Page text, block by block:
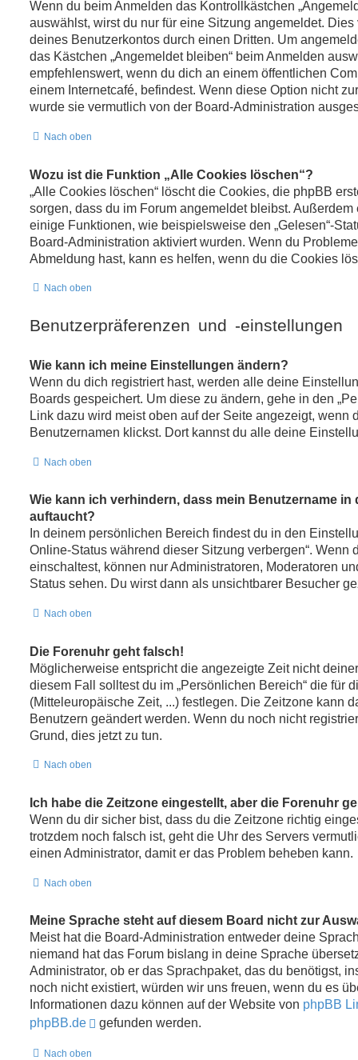
Wenn du beim Anmelden das Kontrollkästchen
auswählst, wirst du nur für eine Sitzung angemeldet.
deines Benutzerkontos durch einen Dritten. Um
das Kästchen „Angemeldet bleiben“ beim Anmelden
empfehlenswert, wenn du dich an einem öffentlichen
einem Internetcafé, befindest. Wenn diese Option nicht
wurde sie vermutlich von der Board-Administration
Nach oben
Wozu ist die Funktion „Alle Cookies löschen“?
„Alle Cookies löschen“ löscht die Cookies, die phpBB
sorgen, dass du im Forum angemeldet bleibst.
einige Funktionen, wie beispielsweise den „Gelesen“-
Board-Administration aktiviert wurden. Wenn du
Abmeldung hast, kann es helfen, wenn du die Cookies
Nach oben
Benutzerpräferenzen und -einstellungen
Wie kann ich meine Einstellungen ändern?
Wenn du dich registriert hast, werden alle deine
Boards gespeichert. Um diese zu ändern, gehe in den
Link dazu wird meist oben auf der Seite angezeigt, wenn
Benutzernamen klickst. Dort kannst du alle deine
Nach oben
Wie kann ich verhindern, dass mein Benutzername in
auftaucht?
In deinem persönlichen Bereich findest du in den
Online-Status während dieser Sitzung verbergen“. Wenn
einschaltest, können nur Administratoren, Moderatoren
Status sehen. Du wirst dann als unsichtbarer Besucher
Nach oben
Die Forenuhr geht falsch!
Möglicherweise entspricht die angezeigte Zeit nicht
diesem Fall solltest du im „Persönlichen Bereich“ die für
(Mitteleuropäische Zeit, ...) festlegen. Die Zeitzone kann
Benutzern geändert werden. Wenn du noch nicht
Grund, dies jetzt zu tun.
Nach oben
Ich habe die Zeitzone eingestellt, aber die Forenuhr
Wenn du dir sicher bist, dass du die Zeitzone richtig
trotzdem noch falsch ist, geht die Uhr des Servers
einen Administrator, damit er das Problem beheben kann.
Nach oben
Meine Sprache steht auf diesem Board nicht zur
Meist hat die Board-Administration entweder deine
niemand hat das Forum bislang in deine Sprache
Administrator, ob er das Sprachpaket, das du benötigst,
noch nicht existiert, würden wir uns freuen, wenn du es
Informationen dazu können auf der Website von phpBB
phpBB.de
gefunden werden.
Nach oben